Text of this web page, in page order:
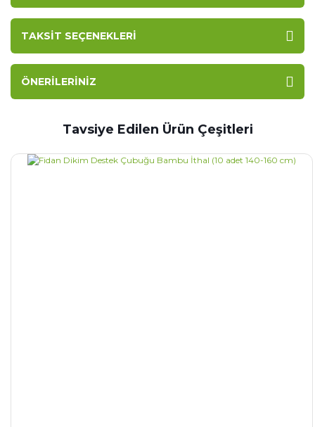
TAKSIT SEÇENEKLERI
ÖNERILERINIZ
Tavsiye Edilen Ürün Çeşitleri